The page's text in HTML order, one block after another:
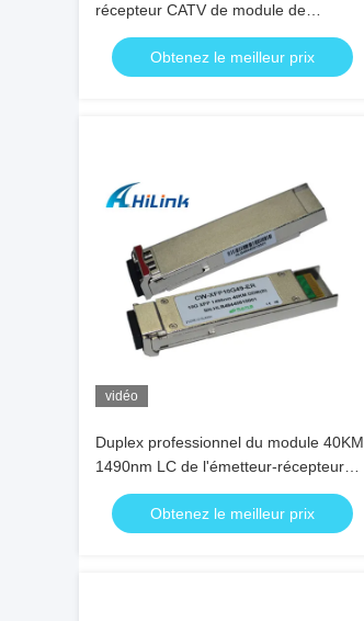
récepteur CATV de module de
Huawei/genévrier XFP 10G LR FC
Obtenez le meilleur prix
vidéo
Duplex professionnel du module 40KM
1490nm LC de l'émetteur-récepteur
CWDM d'ER 10G XFP avec DDM
Obtenez le meilleur prix